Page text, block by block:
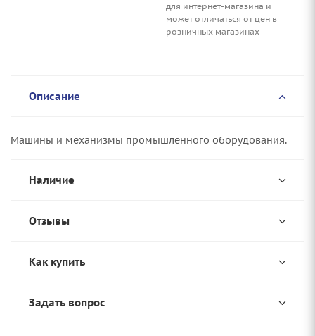
для интернет-магазина и
может отличаться от цен в
розничных магазинах
Описание
Машины и механизмы промышленного оборудования.
Наличие
Отзывы
Как купить
Задать вопрос